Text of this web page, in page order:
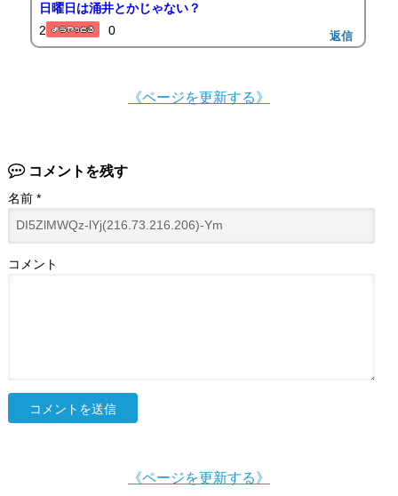
日曜日は涌井とかじゃない？
2
0 返信
《ページを更新する》
コメントを残す
名前 *
コメント
《ページを更新する》